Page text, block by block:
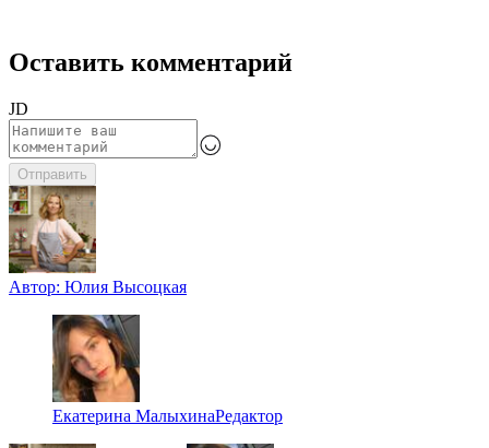
Оставить комментарий
JD
Отправить
Автор: Юлия Высоцкая
Екатерина МалыхинаРедактор